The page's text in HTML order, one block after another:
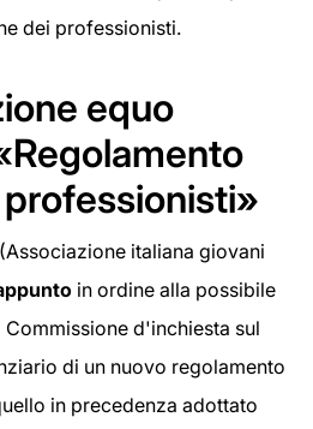
dei professionisti.
equo
italiana giovani
in ordine alla possibile
d'inchiesta sul
di un nuovo regolamento
in precedenza adottato